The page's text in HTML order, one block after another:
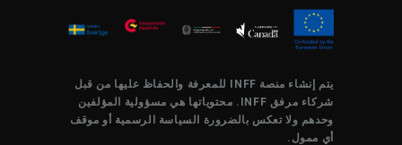
يتم إنشاء منصة INFF للمعرفة والحفاظ عليها من قبل
شركاء مرفق INFF. محتوياتها هي مسؤولية المؤلفين
وحدهم ولا تعكس بالضرورة السياسة الرسمية أو موقف
أي ممول.